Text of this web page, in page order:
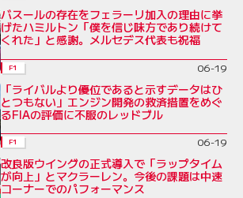
バスールの存在をフェラーリ加入の理由に挙
げたハミルトン「僕を信じ味方であり続けて
くれた」と感謝。メルセデス代表も祝福
F1 06-19
「ライバルより優位であると示すデータはひ
とつもない」エンジン開発の救済措置をめぐ
るFIAの評価に不服のレッドブル
F1 06-19
改良版ウイングの正式導入で「ラップタイム
が向上」とマクラーレン。今後の課題は中速
コーナーでのパフォーマンス